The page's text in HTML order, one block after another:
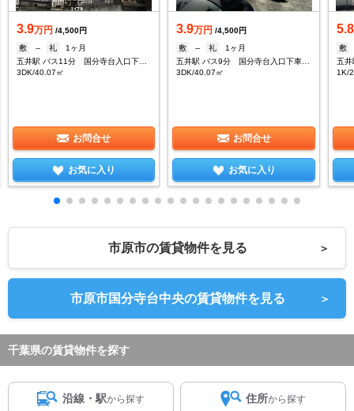
3.9万円 /4,500円
敷
-- 礼
1ヶ月
五井駅 バス11分 国分寺台入口下車：停歩6分
3DK/40.07㎡
お問合せ
お気に入り
3.9万円 /4,500円
敷
-- 礼
1ヶ月
3DK/40.07㎡
お問合せ
お気に入り
5.8
敷
1K/
市原市の賃貸物件を見る ＞
市原市国分寺台中央の賃貸物件を見る ＞
千葉県の賃貸物件を探す
沿線・駅から探す 住所から探す